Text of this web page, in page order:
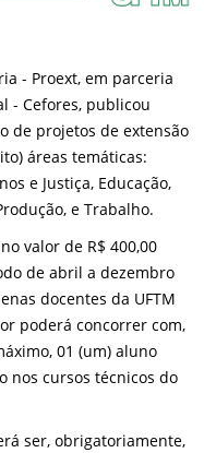
- Proext, em parceria
- Cefores, publicou
de projetos de extensão
áreas temáticas:
e Justiça, Educação,
e Trabalho.
valor de R$ 400,00
de abril a dezembro
docentes da UFTM
poderá concorrer com,
01 (um) aluno
nos cursos técnicos do
ser, obrigatoriamente,